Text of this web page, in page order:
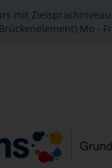
mit Zielsprachniveau
Mo - Fr